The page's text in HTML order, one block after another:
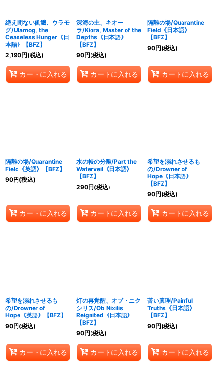
絶え間ない飢餓、ウラモ
グ/Ulamog, the
Ceaseless Hunger《日
本語》【BFZ】
2,190円(税込)
カートに入れる
深海の主、キオー
ラ/Kiora, Master of the
Depths《日本語》
【BFZ】
90円(税込)
カートに入れる
隔離の場/Quarantine
Field《日本語》
【BFZ】
90円(税込)
カートに入れる
隔離の場/Quarantine
Field《英語》【BFZ】
90円(税込)
カートに入れる
水の帳の分離/Part the
Waterveil《日本語》
【BFZ】
290円(税込)
カートに入れる
希望を溺れさせるも
の/Drowner of
Hope《日本語》
【BFZ】
90円(税込)
カートに入れる
希望を溺れさせるも
の/Drowner of
Hope《英語》【BFZ】
90円(税込)
カートに入れる
灯の再覚醒、オブ・ニク
シリス/Ob Nixilis
Reignited《日本語》
【BFZ】
90円(税込)
カートに入れる
苦い真理/Painful
Truths《日本語》
【BFZ】
90円(税込)
カートに入れる